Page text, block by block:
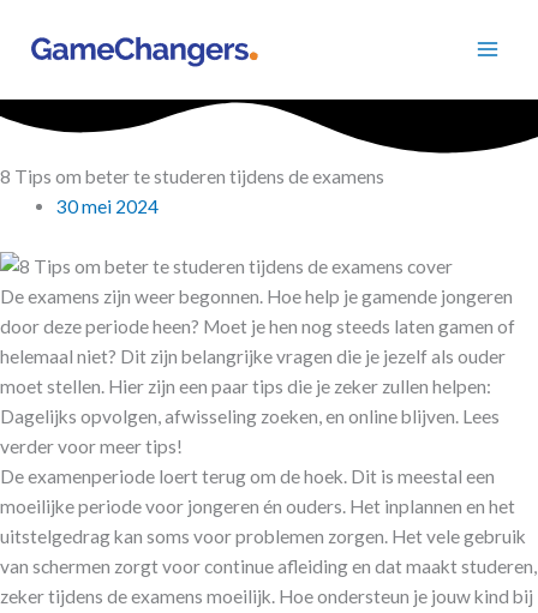
naar
inhoud
8 Tips om beter te studeren tijdens de examens
30 mei 2024
De examens zijn weer begonnen. Hoe help je gamende jongeren
door deze periode heen? Moet je hen nog steeds laten gamen of
helemaal niet? Dit zijn belangrijke vragen die je jezelf als ouder
moet stellen. Hier zijn een paar tips die je zeker zullen helpen:
Dagelijks opvolgen, afwisseling zoeken, en online blijven. Lees
verder voor meer tips!
De examenperiode loert terug om de hoek. Dit is meestal een
moeilijke periode voor jongeren én ouders. Het inplannen en het
uitstelgedrag kan soms voor problemen zorgen. Het vele gebruik
van schermen zorgt voor continue afleiding en dat maakt studeren,
zeker tijdens de examens moeilijk. Hoe ondersteun je jouw kind bij